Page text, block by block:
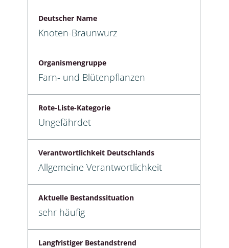
Deutscher Name
Knoten-Braunwurz
Organismengruppe
Farn- und Blütenpflanzen
Rote-Liste-Kategorie
Ungefährdet
Verantwortlichkeit Deutschlands
Allgemeine Verantwortlichkeit
Aktuelle Bestandssituation
sehr häufig
Langfristiger Bestandstrend